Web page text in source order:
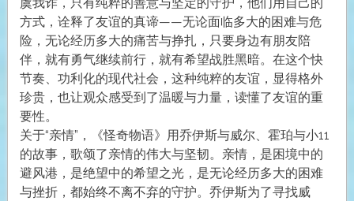
虞我诈，只有纯粹的善意与坚定的守护，他们用自己的
方式，诠释了友谊的真谛——无论面临多大的困难与危
险，无论经历多大的痛苦与挣扎，只要身边有朋友陪
伴，就有勇气继续前行，就有希望战胜黑暗。在这个快
节奏、功利化的现代社会，这种纯粹的友谊，显得格外
珍贵，也让观众感受到了温暖与力量，读懂了友谊的重
要性。
关于“亲情”，《怪奇物语》用乔伊斯与威尔、霍珀与小11
的故事，歌颂了亲情的伟大与坚韧。亲情，是困境中的
避风港，是绝望中的希望之光，是无论经历多大的困难
与挫折，都始终不离不弃的守护。乔伊斯为了寻找威